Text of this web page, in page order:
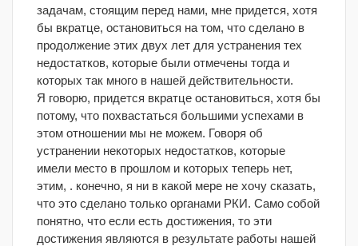
задачам, стоящим перед нами, мне придется, хотя
бы вкратце, остановиться на том, что сделано в
продолжение этих двух лет для устранения тех
недостатков, которые были отмечены тогда и
которых так много в нашей действительности.
Я говорю, придется вкратце остановиться, хотя бы
потому, что похвастаться большими успехами в
этом отношении мы не можем. Говоря об
устранении некоторых недостатков, которые
имели место в прошлом и которых теперь нет,
этим, . конечно, я ни в какой мере не хочу сказать,
что это сделано только органами РКИ. Само собой
понятно, что если есть достижения, то эти
достижения являются в результате работы нашей